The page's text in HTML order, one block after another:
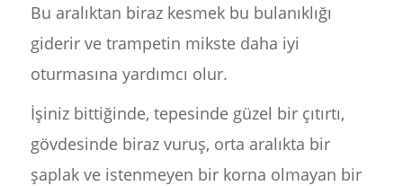
Bu aralıktan biraz kesmek bu bulanıklığı
giderir ve trampetin mikste daha iyi
oturmasına yardımcı olur.
İşiniz bittiğinde, tepesinde güzel bir çıtırtı,
gövdesinde biraz vuruş, orta aralıkta bir
şaplak ve istenmeyen bir korna olmayan bir